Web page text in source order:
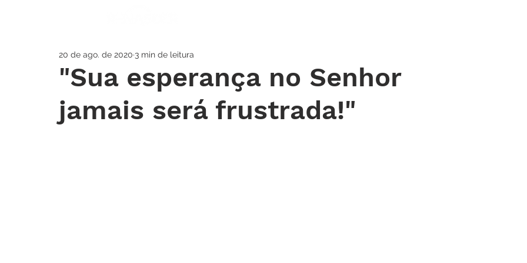
"Sua esperança no Senhor
jamais será frustrada!"
20 de ago. de 2020 3 min de leitura